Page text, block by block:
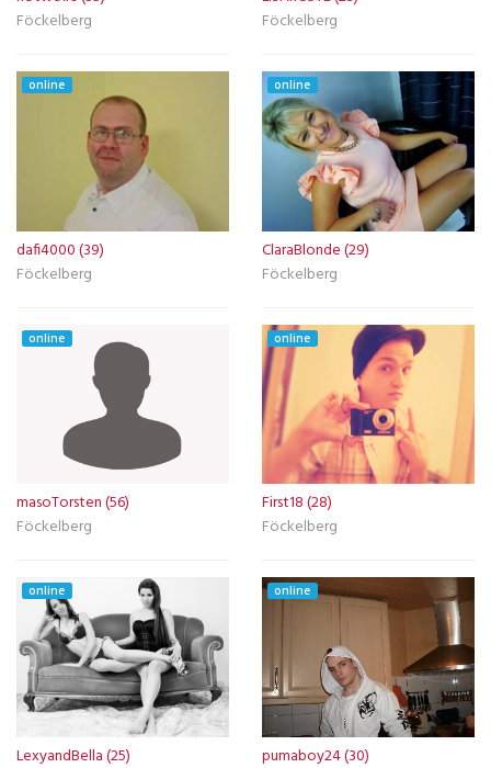
Föckelberg
Föckelberg
online
dafi4000 (39)
Föckelberg
online
ClaraBlonde (29)
Föckelberg
online
masoTorsten (56)
Föckelberg
online
First18 (28)
Föckelberg
online
LexyandBella (25)
online
pumaboy24 (30)